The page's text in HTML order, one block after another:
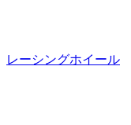
レーシングホイール